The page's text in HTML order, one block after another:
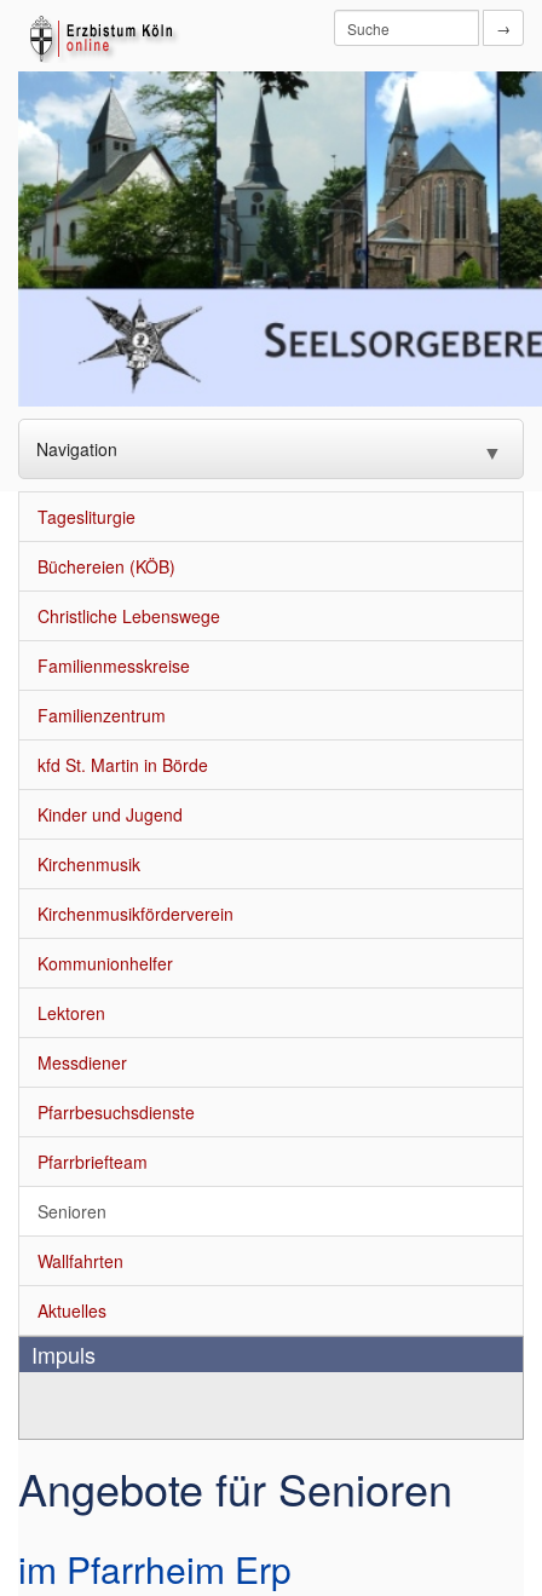
→
Navigation ▼
Über uns
Neuigkeiten
Kalender
Termine u. Veranstaltungen
Gottesdienste
Veröffentlichungen
Stellenausschreibungen
Tagesliturgie
Büchereien (KÖB)
Christliche Lebenswege
Familienmesskreise
Familienzentrum
kfd St. Martin in Börde
Kinder und Jugend
Kirchenmusik
Kirchenmusikförderverein
Kommunionhelfer
Lektoren
Messdiener
Pfarrbesuchsdienste
Pfarrbriefteam
Senioren
Wallfahrten
Aktuelles
Impuls
Angebote für Senioren
im Pfarrheim Erp